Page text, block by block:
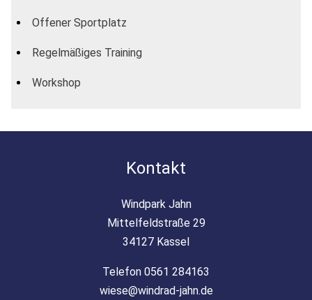
Offener Sportplatz
Regelmäßiges Training
Workshop
Kontakt
Windpark Jahn
Mittelfeldstraße 29
34127 Kassel
Telefon 0561 284163
wiese@windrad-jahn.de